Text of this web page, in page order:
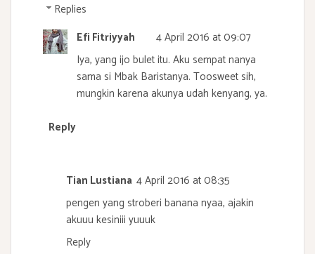
Replies
Efi Fitriyyah
4 April 2016 at 09:07
Iya, yang ijo bulet itu. Aku sempat nanya
sama si Mbak Baristanya. Toosweet sih,
mungkin karena akunya udah kenyang, ya.
Reply
Tian Lustiana 4 April 2016 at 08:35
pengen yang stroberi banana nyaa, ajakin
akuuu kesiniii yuuuk
Reply